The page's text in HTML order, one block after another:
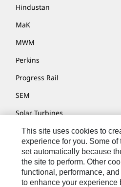
Hindustan
MaK
MWM
Perkins
Progress Rail
SEM
Solar Turbines
SPM Oil & Gas
Turner Powertrain Systems
This site uses cookies to
experience for you. Some
set automatically because
the site to perform. Other
functional, performance,
to enhance your experience